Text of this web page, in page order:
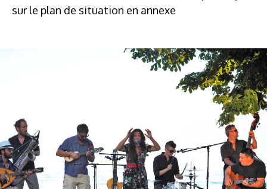
sur le plan de situation en annexe